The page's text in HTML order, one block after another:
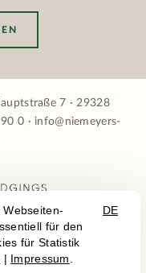
7 · 29328
0 · info@niemeyers-